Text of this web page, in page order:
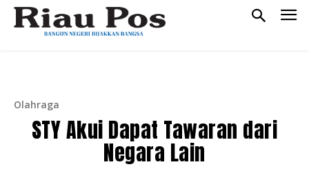
Olahraga
STY Akui Dapat Tawaran dari
Negara Lain